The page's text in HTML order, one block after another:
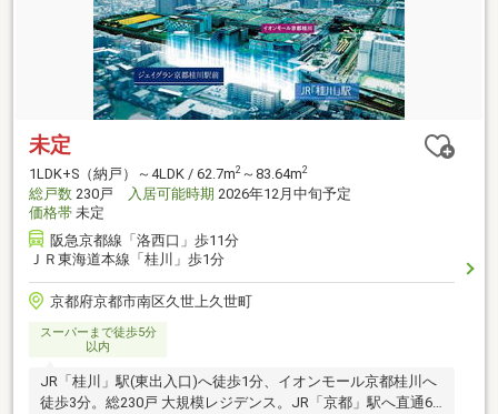
未定
1LDK+S（納戸）～4LDK / 62.7m2 ～83.64m2
総戸数 230戸 入居可能時期 2026年12月中旬予定
価格帯 未定
阪急京都線「洛西口」歩11分
ＪＲ東海道本線「桂川」歩1分
京都府京都市南区久世上久世町
スーパーまで徒歩5分
以内
JR「桂川」駅(東出入口)へ徒歩1分、イオンモール京都桂川へ
徒歩3分。総230戸 大規模レジデンス。JR「京都」駅へ直通6